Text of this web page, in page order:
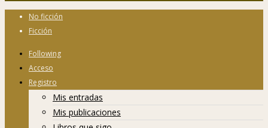
No ficción
Ficción
Following
Acceso
Registro
Mis entradas
Mis publicaciones